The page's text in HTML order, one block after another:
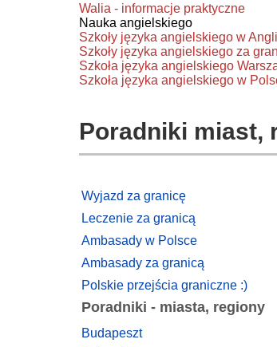
Walia - informacje praktyczne
Nauka angielskiego
Szkoły języka angielskiego w
Szkoły języka angielskiego za
Szkoła języka angielskiego
Szkoła języka angielskiego w
Poradniki miast,
Wyjazd za granicę
Leczenie za granicą
Ambasady w Polsce
Ambasady za granicą
Polskie przejścia graniczne :)
Poradniki - miasta, regiony
Budapeszt